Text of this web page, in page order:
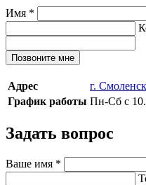
Имя *
Позвоните мне
Адрес
г.
График работы Пн-Сб с
Задать вопрос
Ваше имя *